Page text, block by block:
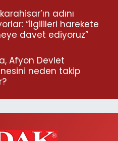
adını
“İlgilileri harekete
davet ediyoruz”
Afyon Devlet
neden takip